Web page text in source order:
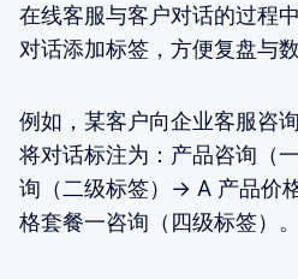
在线客服与客户对话的过程
对话添加标签，方便复盘与数
例如，某客户向企业客服咨
将对话标注为：产品咨询（
询（二级标签）→ A 产品价
格套餐一咨询（四级标签）。